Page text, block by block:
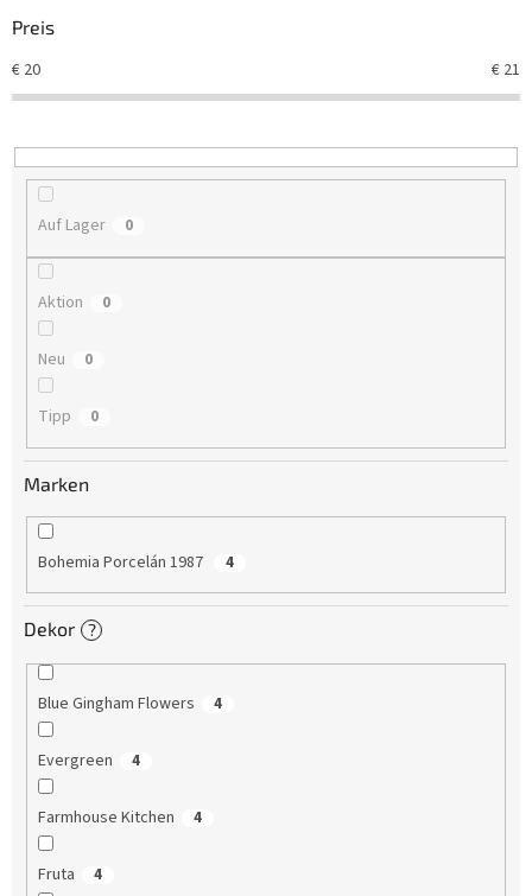
s
r
t
e
r
Preis
€ 20 € 21
Auf Lager 0
Aktion 0
Neu 0
Tipp 0
Marken
Bohemia Porcelán 1987 4
Dekor ?
Blue Gingham Flowers 4
Evergreen 4
Farmhouse Kitchen 4
Fruta 4